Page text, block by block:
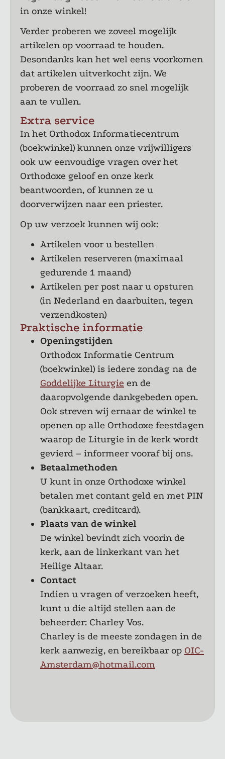
in onze winkel!
Verder proberen we zoveel mogelijk
artikelen op voorraad te houden.
Desondanks kan het wel eens voorkomen
dat artikelen uitverkocht zijn. We
proberen de voorraad zo snel mogelijk
aan te vullen.
Extra service
In het Orthodox Informatiecentrum
(boekwinkel) kunnen onze vrijwilligers
ook uw eenvoudige vragen over het
Orthodoxe geloof en onze kerk
beantwoorden, of kunnen ze u
doorverwijzen naar een priester.
Op uw verzoek kunnen wij ook:
Artikelen voor u bestellen
Artikelen reserveren (maximaal
gedurende 1 maand)
Artikelen per post naar u opsturen
(in Nederland en daarbuiten, tegen
verzendkosten)
Praktische informatie
Openingstijden
Orthodox Informatie Centrum
(boekwinkel) is iedere zondag na de
Goddelijke Liturgie en de
daaropvolgende dankgebeden open.
Ook streven wij ernaar de winkel te
openen op alle Orthodoxe feestdagen
waarop de Liturgie in de kerk wordt
gevierd – informeer vooraf bij ons.
Betaalmethoden
U kunt in onze Orthodoxe winkel
betalen met contant geld en met PIN
(bankkaart, creditcard).
Plaats van de winkel
De winkel bevindt zich voorin de
kerk, aan de linkerkant van het
Heilige Altaar.
Contact
Indien u vragen of verzoeken heeft,
kunt u die altijd stellen aan de
beheerder: Charley Vos.
Charley is de meeste zondagen in de
kerk aanwezig, en bereikbaar op OIC-
Amsterdam@hotmail.com